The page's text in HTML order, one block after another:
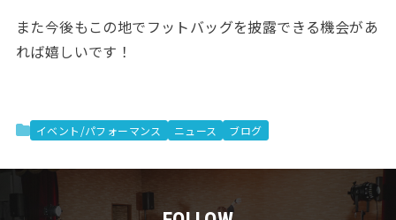
また今後もこの地でフットバッグを披露できる機会があ
れば嬉しいです！
イベント/パフォーマンス ニュース ブログ